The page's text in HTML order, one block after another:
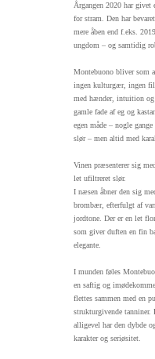
Årgangen 2020 har
for stram. Den har
mere åben end f.eks.
ungdom – og samtidig
Montebuono bliver som
ingen kulturgær, ingen
med hænder, intuition og
gamle fade af eg og
egen måde – nogle
slør – men altid med
Vinen præsenterer sig
let ufiltreret slør.
I næsen åbner den sig
brombær, efterfulgt af
jordtone. Der er en let
som giver duften en fin
elegante.
I munden føles
en saftig og
flettes sammen med en
strukturgivende tanniner.
alligevel har den dybde
karakter og seriøsitet.